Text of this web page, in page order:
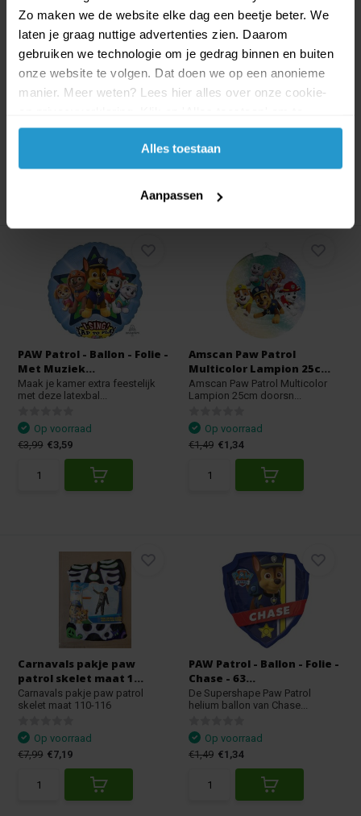
Zo maken we de website elke dag een beetje beter. We
laten je graag nuttige advertenties zien. Daarom
gebruiken we technologie om je gedrag binnen en buiten
onze website te volgen. Dat doen we op een anonieme
manier. Meer weten? Lees hier alles over onze cookie-
accepteren.
Alles toestaan
Aanpassen
Carnavals pakje - onesie
paw patrol fee ...
Carnavals pakje - onesie paw
patrol fee maat 86-...
Amscan Nickelodeon - Paw
Patrol - Folie ...
Paw Patrol folie ballon 43cm.
Ballon wordt le...
PAW Patrol - Ballon - Folie -
Met Muziek...
Maak je kamer extra feestelijk
met deze latexbal...
Op voorraad
€3,99 €3,59
Amscan Paw Patrol
Multicolor Lampion 25c...
Amscan Paw Patrol Multicolor
Lampion 25cm doorsn...
Op voorraad
€1,49 €1,34
Carnavals pakje paw
patrol skelet maat 1...
Carnavals pakje paw patrol
skelet maat 110-116
Op voorraad
€7,99 €7,19
PAW Patrol - Ballon - Folie -
Chase - 63...
De Supershape Paw Patrol
helium ballon van Chase...
Op voorraad
€1,49 €1,34